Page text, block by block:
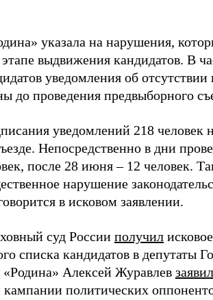
указала на нарушения,
выдвижения кандидатов. В
уведомления об
до проведения предвыборного
уведомлений 218 человек
Непосредственно в дни
после 28 июня – 12 человек.
нарушение
в исковом заявлении.
суд России получил
списка кандидатов в депутаты
Алексей Журавлев заявил
политических